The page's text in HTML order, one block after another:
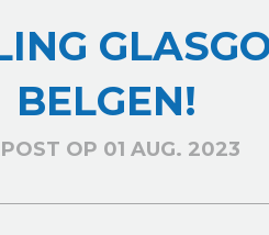
BELGEN!
OP 01 AUG. 2023